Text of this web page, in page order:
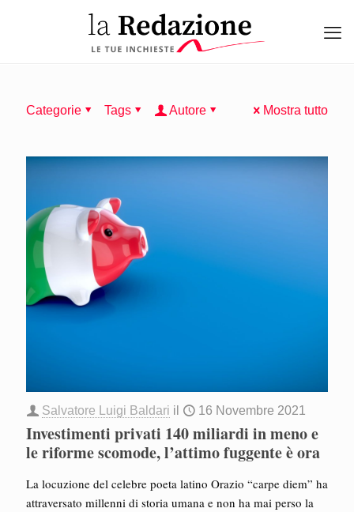
Categorie Tags Autore Mostra tutto
Salvatore Luigi Baldari il 16 Novembre 2021
Investimenti privati 140 miliardi in meno e
le riforme scomode, l’attimo fuggente è ora
La locuzione del celebre poeta latino Orazio “carpe diem” ha
attraversato millenni di storia umana e non ha mai perso la